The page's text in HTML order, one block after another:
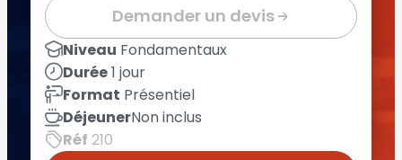
Demander un devis
Niveau Fondamentaux
Durée1 jour
Format Présentiel
DéjeunerNon inclus
Réf 210